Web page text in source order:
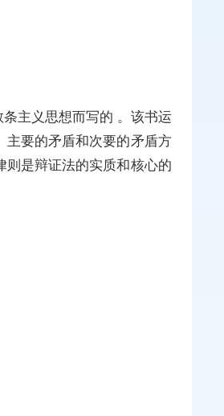
主义思想而写的 。该书运
主要的矛盾和次要的矛盾方
则是辩证法的实质和核心的